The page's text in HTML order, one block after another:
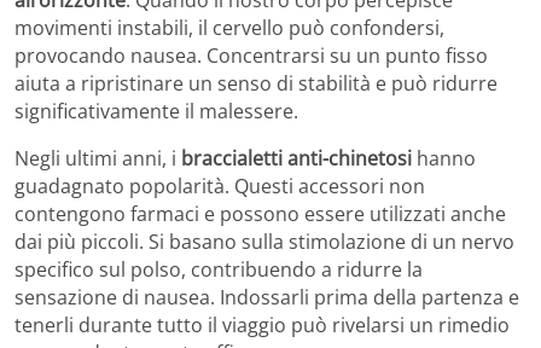
movimenti instabili, il cervello può confondersi,
provocando nausea. Concentrarsi su un punto fisso
aiuta a ripristinare un senso di stabilità e può ridurre
significativamente il malessere.
Negli ultimi anni, i braccialetti anti-chinetosi hanno
guadagnato popolarità. Questi accessori non
contengono farmaci e possono essere utilizzati anche
dai più piccoli. Si basano sulla stimolazione di un nervo
specifico sul polso, contribuendo a ridurre la
sensazione di nausea. Indossarli prima della partenza e
tenerli durante tutto il viaggio può rivelarsi un rimedio